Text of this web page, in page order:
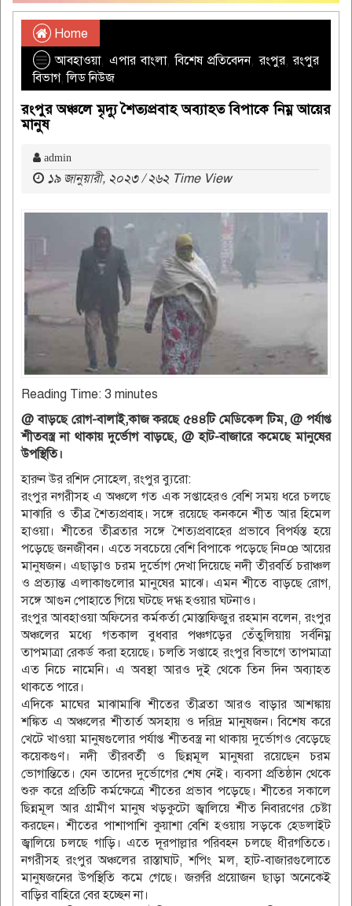
Home
আবহাওয়া, এপার বাংলা,বিশেষ প্রতিবেদন,রংপুর,রংপুর
বিভাগ,লিড নিউজ
রংপুর অঞ্চলে মৃদ্যু শৈত্যপ্রবাহ অব্যাহত বিপাকে নিম্ন আয়ের
মানুষ
admin
১৯ জানুয়ারী, ২০২৩ / ২৬২ Time View
Reading Time: 3 minutes
@ বাড়ছে রোগ-বালাই,কাজ করছে ৫৪৪টি মেডিকেল টিম, @ পর্যাপ্ত
শীতবস্ত্র না থাকায় দুর্ভোগ বাড়ছে, @ হাট-বাজারে কমেছে মানুষের
উপস্থিতি।
হারুন উর রশিদ সোহেল, রংপুর ব্যুরো:
রংপুর নগরীসহ এ অঞ্চলে গত এক সপ্তাহেরও বেশি সময় ধরে চলছে
মাঝারি ও তীব্র শৈত্যপ্রবাহ। সঙ্গে রয়েছে কনকনে শীত আর হিমেল
হাওয়া। শীতের তীব্রতার সঙ্গে শৈত্যপ্রবাহের প্রভাবে বিপর্যস্ত হয়ে
পড়েছে জনজীবন। এতে সবচেয়ে বেশি বিপাকে পড়েছে নি¤œ আয়ের
মানুষজন। এছাড়াও চরম দুর্ভোগ দেখা দিয়েছে নদী তীরবর্তি চরাঞ্চল
ও প্রত্যান্ত এলাকাগুলোর মানুষের মাঝে। এমন শীতে বাড়ছে রোগ,
সঙ্গে আগুন পোহাতে গিয়ে ঘটছে দগ্ধ হওয়ার ঘটনাও।
রংপুর আবহাওয়া অফিসের কর্মকর্তা মোস্তাফিজুর রহমান বলেন, রংপুর
অঞ্চলের মধ্যে গতকাল বুধবার পঞ্চগড়ের তেঁতুলিয়ায় সর্বনিম্ন
তাপমাত্রা রেকর্ড করা হয়েছে। চলতি সপ্তাহে রংপুর বিভাগে তাপমাত্রা
এত নিচে নামেনি। এ অবস্থা আরও দুই থেকে তিন দিন অব্যাহত
থাকতে পারে।
এদিকে মাঘের মাঝামাঝি শীতের তীব্রতা আরও বাড়ার আশঙ্কায়
শঙ্কিত এ অঞ্চলের শীতার্ত অসহায় ও দরিদ্র মানুষজন। বিশেষ করে
খেটে খাওয়া মানুষগুলোর পর্যাপ্ত শীতবস্ত্র না থাকায় দুর্ভোগও বেড়েছে
কয়েকগুণ। নদী তীরবর্তী ও ছিন্নমূল মানুষরা রয়েছেন চরম
ভোগান্তিতে। যেন তাদের দুর্ভোগের শেষ নেই। ব্যবসা প্রতিষ্ঠান থেকে
শুরু করে প্রতিটি কর্মক্ষেত্রে শীতের প্রভাব পড়েছে। শীতের সকালে
ছিন্নমূল আর গ্রামীণ মানুষ খড়কুটো জ্বালিয়ে শীত নিবারণের চেষ্টা
করছেন। শীতের পাশাপাশি কুয়াশা বেশি হওয়ায় সড়কে হেডলাইট
জ্বালিয়ে চলছে গাড়ি। এতে দূরপাল্লার পরিবহন চলছে ধীরগতিতে।
নগরীসহ রংপুর অঞ্চলের রাস্তাঘাট, শপিং মল, হাট-বাজারগুলোতে
মানুষজনের উপস্থিতি কমে গেছে। জরুরি প্রয়োজন ছাড়া অনেকেই
বাড়ির বাহিরে বের হচ্ছেন না।